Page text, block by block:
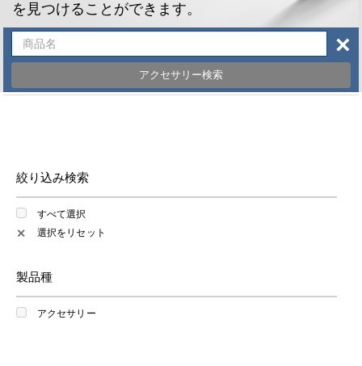
を見つけることができます。
アクセサリー検索
×
絞り込み検索
すべて選択
✕ 選択をリセット
製品種
アクセサリー